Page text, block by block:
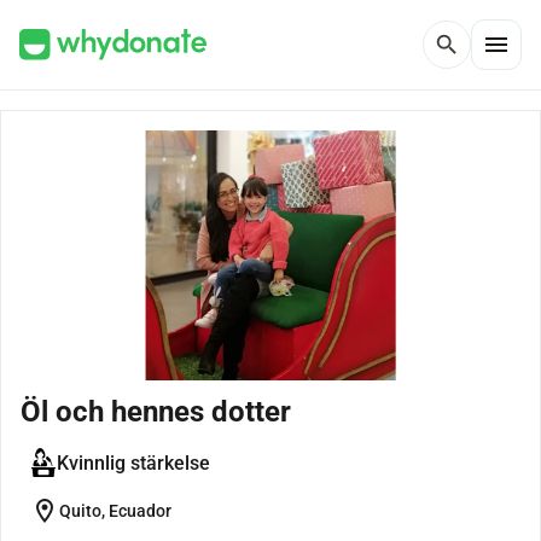
search menu
Öl och hennes dotter
Kvinnlig stärkelse
location_on Quito, Ecuador